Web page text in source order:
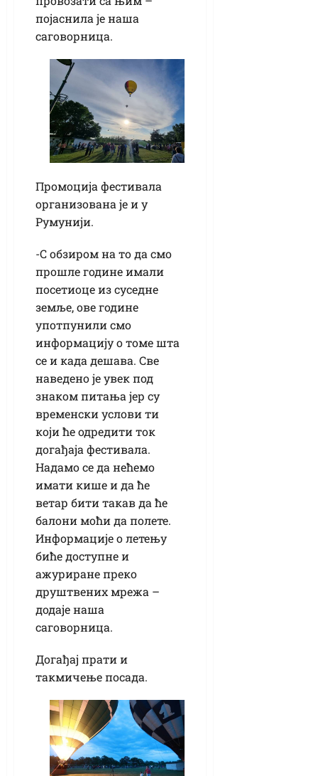
појаснила је наша
саговорница.
Промоција фестивала
организована је и у
Румунији.
-С обзиром на то да смо
прошле године имали
посетиоце из суседне
земље, ове године
употпунили смо
информацију о томе шта
се и када дешава. Све
наведено је увек под
знаком питања јер су
временски услови ти
који ће одредити ток
догађаја фестивала.
Надамо се да нећемо
имати кише и да ће
ветар бити такав да ће
балони моћи да полете.
Информације о летењу
биће доступне и
ажуриране преко
друштвених мрежа –
додаје наша
саговорница.
Догађај прати и
такмичење посада.